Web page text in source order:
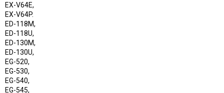
EX-V64E,
EX-V64P.
ED-118M,
ED-118U,
ED-130M,
ED-130U,
EG-520,
EG-530,
EG-540,
EG-545,